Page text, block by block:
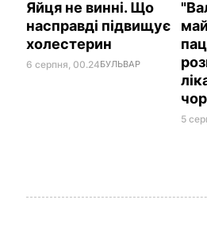
Яйця не винні. Що
насправді підвищує
холестерин
6 серпня, 00.24БУЛЬВАР
5